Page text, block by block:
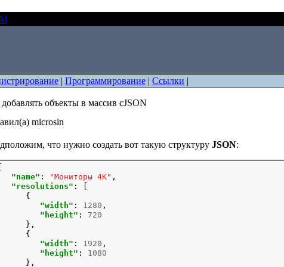
| Программирование| Ссылки |
объекты в массив cJSON
microsin
что нужно создать вот такую структуру JSON:
"name" : "Мониторы 4K" ,
"resolutions" : [
{
"width" : 1280 ,
"height" : 720
},
{
"width" : 1920 ,
"height" : 1080
},